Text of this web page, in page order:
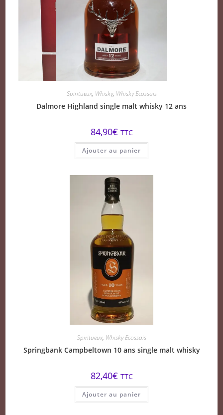
Spiritueux, Whisky, Whisky Ecossais
Dalmore Highland single malt whisky 12 ans
84,90€ TTC
Ajouter au panier
Spiritueux, Whisky Ecossais
Springbank Campbeltown 10 ans single malt whisky
82,40€ TTC
Ajouter au panier